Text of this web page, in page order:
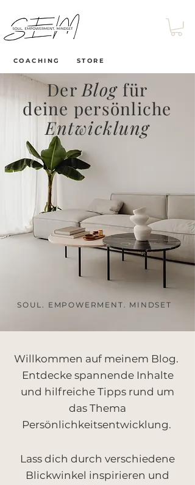
COACHING STORE
Der Blog für
deine persönliche
Entwicklung
SOUL. EMPOWERMENT. MINDSET
Willkommen auf meinem Blog.
Entdecke spannende Inhalte
und hilfreiche Tipps rund um
das Thema
Persönlichkeitsentwicklung.
Lass dich durch verschiedene
Blickwinkel inspirieren und